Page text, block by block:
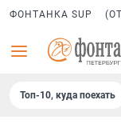
ФОНТАНКА SUP
Топ-10, куда поехать